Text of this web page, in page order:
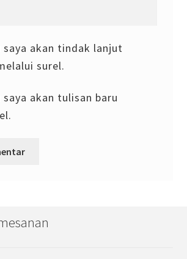
saya akan tindak lanjut
surel.
akan tulisan baru